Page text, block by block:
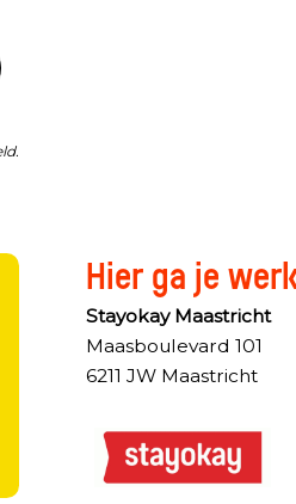
Hier ga je
Stayokay Maastricht
Maasboulevard 101
6211 JW Maastricht